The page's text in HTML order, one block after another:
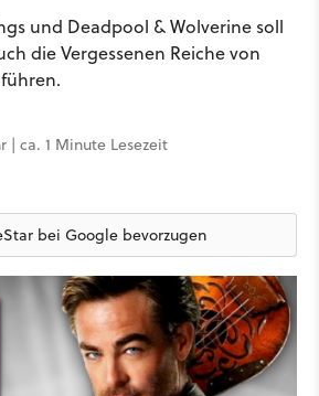
und Deadpool & Wolverine soll
die Vergessenen Reiche von
| ca. 1 Minute Lesezeit
bei Google bevorzugen